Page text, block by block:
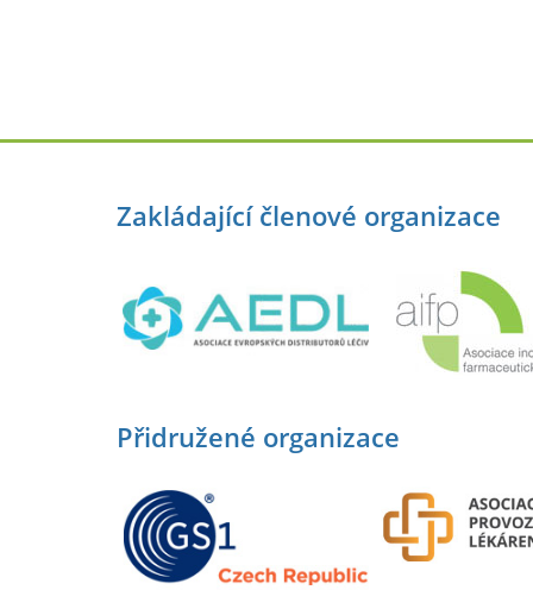
Zakládající členové organizace
Přidružené organizace